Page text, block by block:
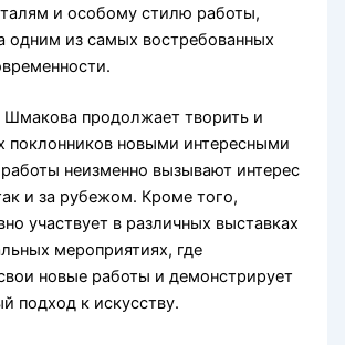
и особому стилю работы,
одним из самых востребованных
Шмакова продолжает творить и
поклонников новыми интересными
неизменно вызывают интерес
и за рубежом. Кроме того,
участвует в различных выставках
мероприятиях, где
новые работы и демонстрирует
подход к искусству.